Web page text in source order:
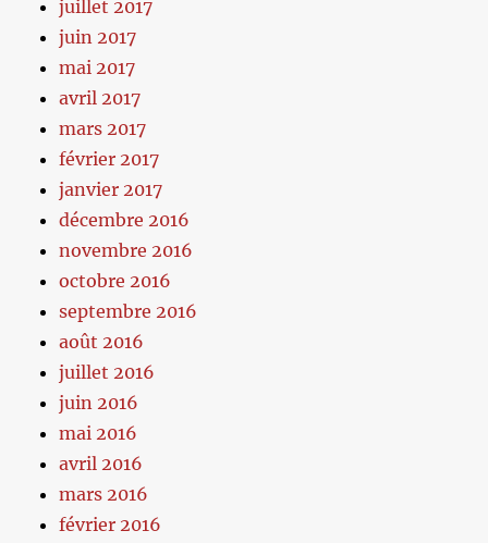
juillet 2017
juin 2017
mai 2017
avril 2017
mars 2017
février 2017
janvier 2017
décembre 2016
novembre 2016
octobre 2016
septembre 2016
août 2016
juillet 2016
juin 2016
mai 2016
avril 2016
mars 2016
février 2016